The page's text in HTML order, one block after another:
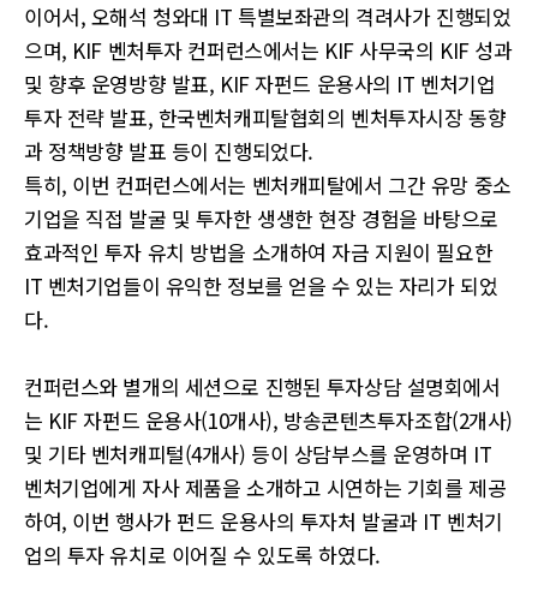
이어서, 오해석 청와대 IT 특별보좌관의 격려사가 진행되었
으며, KIF 벤처투자 컨퍼런스에서는 KIF 사무국의 KIF 성과
및 향후 운영방향 발표, KIF 자펀드 운용사의 IT 벤처기업
투자 전략 발표, 한국벤처캐피탈협회의 벤처투자시장 동향
과 정책방향 발표 등이 진행되었다.
특히, 이번 컨퍼런스에서는 벤처캐피탈에서 그간 유망 중소
기업을 직접 발굴 및 투자한 생생한 현장 경험을 바탕으로
효과적인 투자 유치 방법을 소개하여 자금 지원이 필요한
IT 벤처기업들이 유익한 정보를 얻을 수 있는 자리가 되었
다.
컨퍼런스와 별개의 세션으로 진행된 투자상담 설명회에서
는 KIF 자펀드 운용사(10개사), 방송콘텐츠투자조합(2개사)
및 기타 벤처캐피털(4개사) 등이 상담부스를 운영하며 IT
벤처기업에게 자사 제품을 소개하고 시연하는 기회를 제공
하여, 이번 행사가 펀드 운용사의 투자처 발굴과 IT 벤처기
업의 투자 유치로 이어질 수 있도록 하였다.